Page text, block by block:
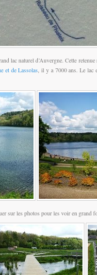
lac naturel d’Auvergne. Cette
et de Lassolas , il y a 7000 ans. Le lac
sur les photos pour les voir en grand